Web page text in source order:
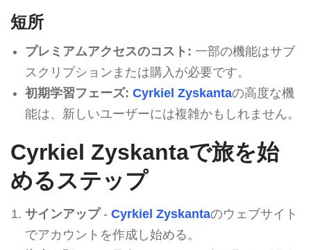
短所
プレミアムアクセスのコスト: 一部の機能はサブ
スクリプションまたは購入が必要です。
初期学習フェーズ: Cyrkiel Zyskantaの高度な機
能は、新しいユーザーには複雑かもしれません。
Cyrkiel Zyskantaで旅を始
めるステップ
サインアップ- Cyrkiel Zyskantaのウェブサイト
でアカウントを作成し始める。